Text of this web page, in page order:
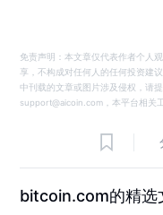
免责声明：本文章仅代表作者个人
享，不构成对任何人的任何投资建
中刊载的文章或图片涉及侵权，请
support@aicoin.com，本平台相关
bitcoin.com的精选